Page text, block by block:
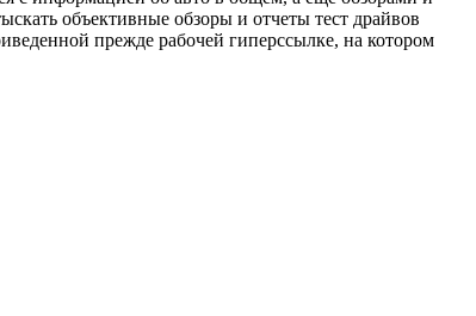
объективные обзоры и отчеты тест драйвов
прежде рабочей гиперссылке, на котором